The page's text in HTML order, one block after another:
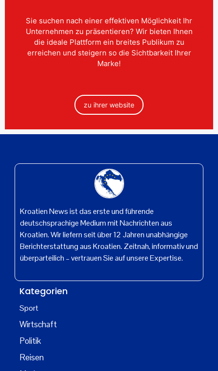
Sie suchen nach einer effektiven Möglichkeit Ihr
Unternehmen zu präsentieren? Wir bieten Ihnen
die ideale Plattform ein breites Publikum zu
erreichen und steigern so die Sichtbarkeit Ihrer
Marke!
zu ihrer website
Kroatien News ist das erste und führende
deutschsprachige Medium mit Nachrichten aus
Kroatien. Wir liefern seit über 12 Jahren unabhängige
Berichterstattung aus Kroatien. Zeitnah, informativ und
überparteilich – vertrauen Sie auf unsere Expertise.
Kategorien
Sport
Wirtschaft
Politik
Reisen